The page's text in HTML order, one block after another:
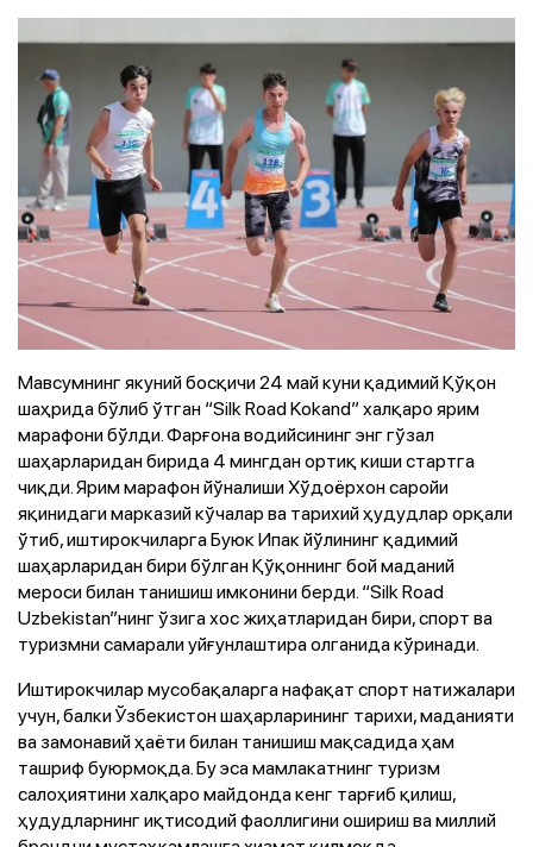
Мавсумнинг якуний босқичи 24 май куни қадимий Қўқон
шаҳрида бўлиб ўтган “Silk Road Kokand” халқаро ярим
марафони бўлди. Фарғона водийсининг энг гўзал
шаҳарларидан бирида 4 мингдан ортиқ киши стартга
чиқди. Ярим марафон йўналиши Хўдоёрхон саройи
яқинидаги марказий кўчалар ва тарихий ҳудудлар орқали
ўтиб, иштирокчиларга Буюк Ипак йўлининг қадимий
шаҳарларидан бири бўлган Қўқоннинг бой маданий
мероси билан танишиш имконини берди. “Silk Road
Uzbekistan”нинг ўзига хос жиҳатларидан бири, спорт ва
туризмни самарали уйғунлаштира олганида кўринади.
Иштирокчилар мусобақаларга нафақат спорт натижалари
учун, балки Ўзбекистон шаҳарларининг тарихи, маданияти
ва замонавий ҳаёти билан танишиш мақсадида ҳам
ташриф буюрмоқда. Бу эса мамлакатнинг туризм
салоҳиятини халқаро майдонда кенг тарғиб қилиш,
ҳудудларнинг иқтисодий фаоллигини ошириш ва миллий